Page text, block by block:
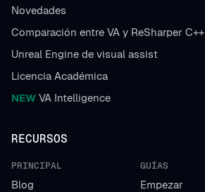
Novedades
Comparación entre VA y ReSharper C++
Unreal Engine de visual assist
Licencia Académica
NEW VA Intelligence
RECURSOS
PRINCIPAL
Blog
GUÍAS
Empezar